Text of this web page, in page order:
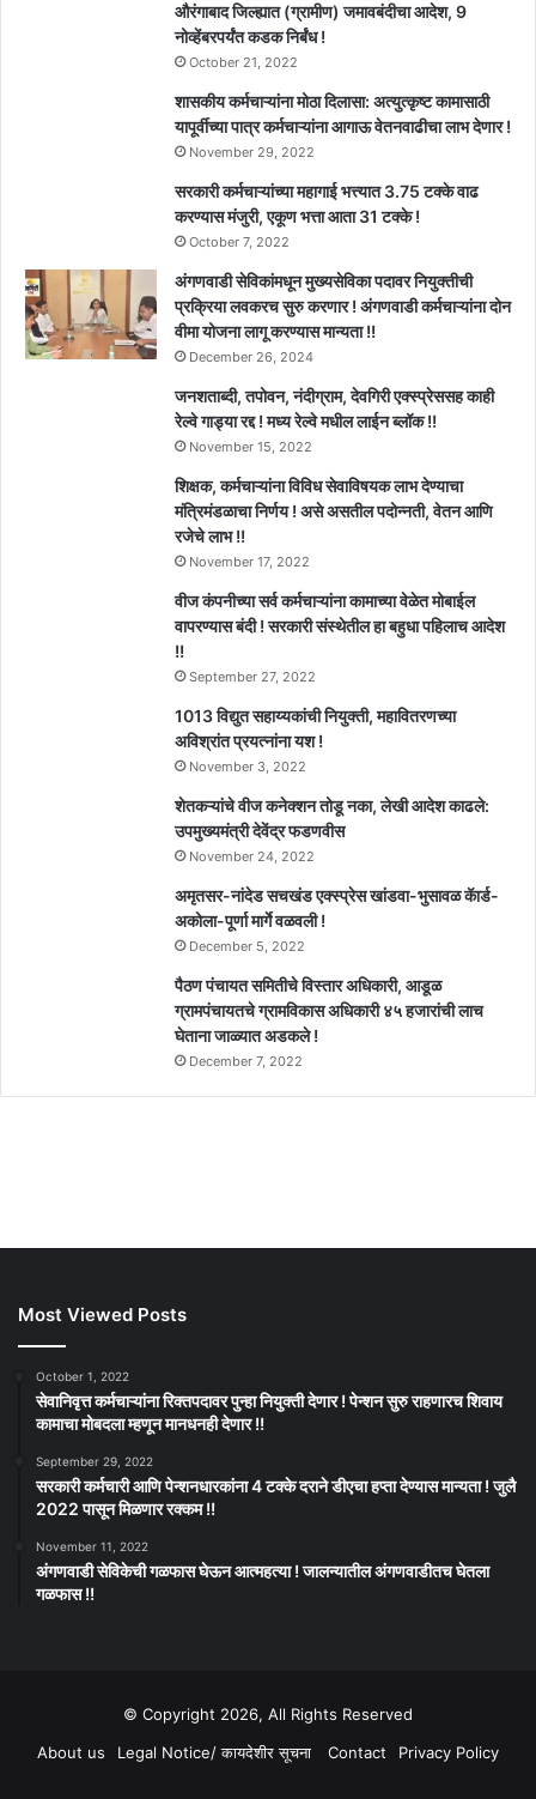
औरंगाबाद जिल्ह्यात (ग्रामीण) जमावबंदीचा आदेश, 9
नोव्हेंबरपर्यंत कडक निर्बंध !
October 21, 2022
शासकीय कर्मचाऱ्यांना मोठा दिलासा: अत्युत्कृष्ट कामासाठी
यापूर्वीच्या पात्र कर्मचाऱ्यांना आगाऊ वेतनवाढीचा लाभ देणार !
November 29, 2022
सरकारी कर्मचाऱ्यांच्या महागाई भत्त्यात 3.75 टक्के वाढ
करण्यास मंजुरी, एकूण भत्ता आता 31 टक्के !
October 7, 2022
अंगणवाडी सेविकांमधून मुख्यसेविका पदावर नियुक्तीची
प्रक्रिया लवकरच सुरु करणार ! अंगणवाडी कर्मचाऱ्यांना दोन
वीमा योजना लागू करण्यास मान्यता !!
December 26, 2024
जनशताब्दी, तपोवन, नंदीग्राम, देवगिरी एक्स्प्रेससह काही
रेल्वे गाड्या रद्द ! मध्य रेल्वे मधील लाईन ब्लॉक !!
November 15, 2022
शिक्षक, कर्मचाऱ्यांना विविध सेवाविषयक लाभ देण्याचा
मंत्रिमंडळाचा निर्णय ! असे असतील पदोन्नती, वेतन आणि
रजेचे लाभ !!
November 17, 2022
वीज कंपनीच्या सर्व कर्मचाऱ्यांना कामाच्या वेळेत मोबाईल
वापरण्यास बंदी ! सरकारी संस्थेतील हा बहुधा पहिलाच आदेश
!!
September 27, 2022
1013 विद्युत सहाय्यकांची नियुक्ती, महावितरणच्या
अविश्रांत प्रयत्नांना यश !
November 3, 2022
शेतकऱ्यांचे वीज कनेक्शन तोडू नका, लेखी आदेश काढले:
उपमुख्यमंत्री देवेंद्र फडणवीस
November 24, 2022
अमृतसर-नांदेड सचखंड एक्स्प्रेस खांडवा-भुसावळ कॅार्ड-
अकोला-पूर्णा मार्गे वळवली !
December 5, 2022
पैठण पंचायत समितीचे विस्तार अधिकारी, आडूळ
ग्रामपंचायतचे ग्रामविकास अधिकारी ४५ हजारांची लाच
घेताना जाळ्यात अडकले !
December 7, 2022
Most Viewed Posts
October 1, 2022
सेवानिवृत्त कर्मचाऱ्यांना रिक्तपदावर पुन्हा नियुक्ती देणार ! पेन्शन सुरु राहणारच शिवाय
कामाचा मोबदला म्हणून मानधनही देणार !!
September 29, 2022
सरकारी कर्मचारी आणि पेन्शनधारकांना 4 टक्के दराने डीएचा हप्ता देण्यास मान्यता ! जुलै
2022 पासून मिळणार रक्कम !!
November 11, 2022
अंगणवाडी सेविकेची गळफास घेऊन आत्महत्या ! जालन्यातील अंगणवाडीतच घेतला
गळफास !!
© Copyright 2026, All Rights Reserved
About us
Legal Notice/ कायदेशीर सूचना Contact Privacy Policy